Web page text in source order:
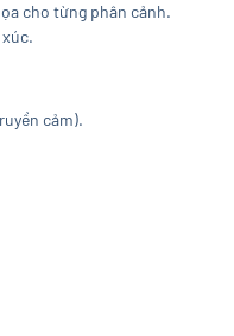
cho từng phân cảnh.
cảm).